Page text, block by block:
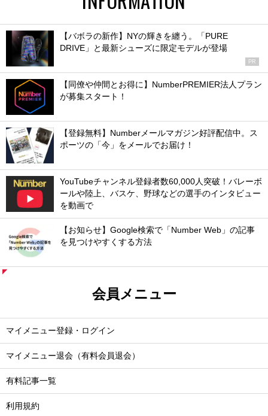
【バボラの新作】NYの輝きを纏う。「PURE
DRIVE」と最新シューズに限定モデルが登場
PR
【同僚や仲間とお得に】NumberPREMIER法人プラン
が募集スタート！
【登録無料】Numberメールマガジン好評配信中。ス
ポーツの「今」をメールでお届け！
YouTubeチャンネル登録者数60,000人突破！バレーボ
ールや陸上、バスケ、野球などの選手のインタビュー
を動画で
【お知らせ】Google検索で「Number Web」の記事
を見つけやすくする方法
会員メニュー
マイメニュー登録・ログイン
マイメニュー退会（有料会員退会）
有料記事一覧
利用規約